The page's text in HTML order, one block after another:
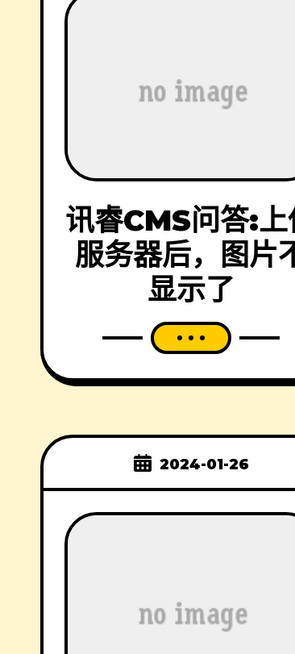
讯睿CMS问答:上
服务器后，图片
显示了
2024-01-26